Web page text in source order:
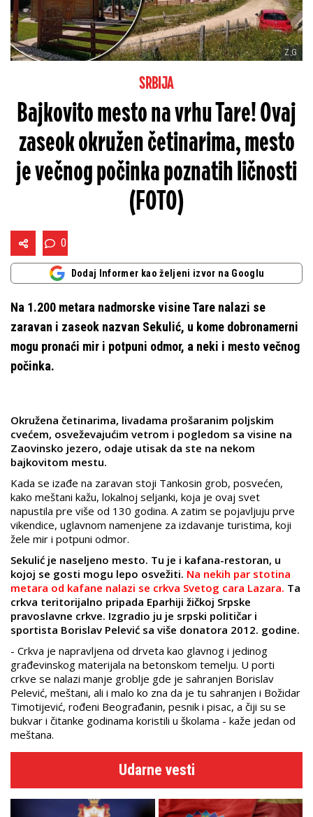
Z.G.
SRBIJA
Bajkovito mesto na vrhu Tare! Ovaj
zaseok okružen četinarima, mesto
je večnog počinka poznatih ličnosti
(FOTO)
0
Dodaj Informer kao željeni izvor na Googlu
Na 1.200 metara nadmorske visine Tare nalazi se
zaravan i zaseok nazvan Sekulić, u kome dobronamerni
mogu pronaći mir i potpuni odmor, a neki i mesto večnog
počinka.
Okružena četinarima, livadama prošaranim poljskim
cvećem, osveževajućim vetrom i pogledom sa visine na
Zaovinsko jezero, odaje utisak da ste na nekom
bajkovitom mestu.
Kada se izađe na zaravan stoji Tankosin grob, posvećen,
kako meštani kažu, lokalnoj seljanki, koja je ovaj svet
napustila pre više od 130 godina. A zatim se pojavljuju prve
vikendice, uglavnom namenjene za izdavanje turistima, koji
žele mir i potpuni odmor.
Sekulić je naseljeno mesto. Tu je i kafana-restoran, u
kojoj se gosti mogu lepo osvežiti. Na nekih par stotina
metara od kafane nalazi se crkva Svetog cara Lazara. Ta
crkva teritorijalno pripada Eparhiji žičkoj Srpske
pravoslavne crkve. Izgradio ju je srpski političar i
sportista Borislav Pelević sa više donatora 2012. godine.
- Crkva je napravljena od drveta kao glavnog i jedinog
građevinskog materijala na betonskom temelju. U porti
crkve se nalazi manje groblje gde je sahranjen Borislav
Pelević, meštani, ali i malo ko zna da je tu sahranjen i Božidar
Timotijević, rođeni Beograđanin, pesnik i pisac, a čiji su se
bukvar i čitanke godinama koristili u školama - kaže jedan od
meštana.
Udarne vesti